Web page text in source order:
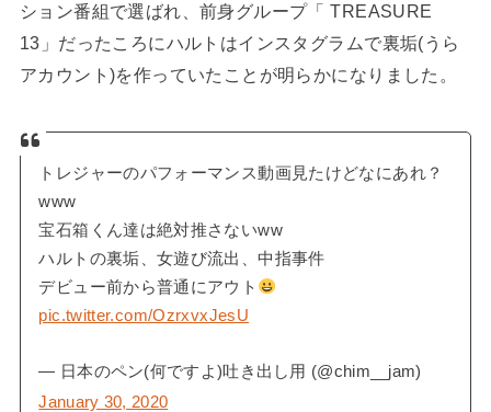
ション番組で選ばれ、前身グループ「 TREASURE
13」だったころにハルトはインスタグラムで裏垢(うら
アカウント)を作っていたことが明らかになりました。
トレジャーのパフォーマンス動画見たけどなにあれ？
www
宝石箱くん達は絶対推さないww
ハルトの裏垢、女遊び流出、中指事件
デビュー前から普通にアウト
pic.twitter.com/OzrxvxJesU
— 日本のペン(何ですよ)吐き出し用 (@chim__jam)
January 30, 2020